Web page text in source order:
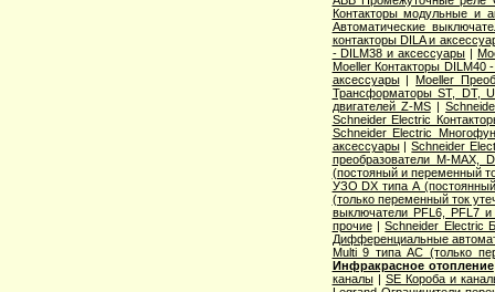
Контакторы модульные и
Автоматические
контакторы DILA и
- DILM38 и аксессуары |
Moeller Контакторы DILM40
аксессуары|Moeller
Трансформаторы ST, DT,
двигателей Z-MS|
Schneider Electric
Schneider Electric
аксессуары|Schneider
преобразователи M-MAX,
(постояный и переменный
УЗО DX типа А
(только переменный ток
выключатели PFL6, PFL7 и
прочие|Schneider Electric
Дифференциальные
Multi 9 типа АС (только
Инфракрасное отопление
каналы| SE Короба и